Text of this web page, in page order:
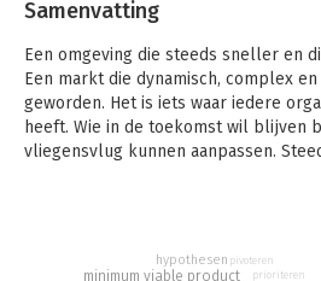
Samenvatting
Een omgeving die steeds sneller en
Een markt die dynamisch, complex
geworden. Het is iets waar iedere
heeft. Wie in de toekomst wil blijven
vliegensvlug kunnen aanpassen.
kunnen leren van slimme start-ups
minimum viable product
hypothesen pivoteren
prioriteren